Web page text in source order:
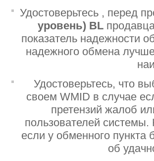
Удостоверьтесь , перед
уровень) BL
показатель надежности
надежного обмена
Удостоверьтесь, что
своем WMID в случае
претензий жалоб
пользователей системы.
если у обменного пункта
об